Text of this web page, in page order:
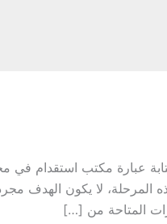
عبارة مكتب استقدام في
لا يكون الهدف
المتاحة من […]